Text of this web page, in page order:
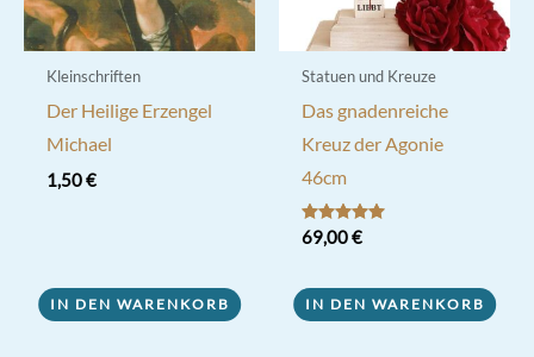
Produktseite
gewählt
werden
Kleinschriften
Der Heilige Erzengel
Michael
1,50€
IN DEN WARENKORB
Statuen und Kreuze
Das gnadenreiche
Kreuz der Agonie
46cm
Bewertet mit
5.00
69,00€
IN DEN WARENKORB